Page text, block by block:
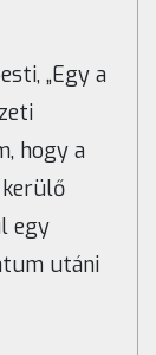
„Egy a
hogy a
egy
utáni